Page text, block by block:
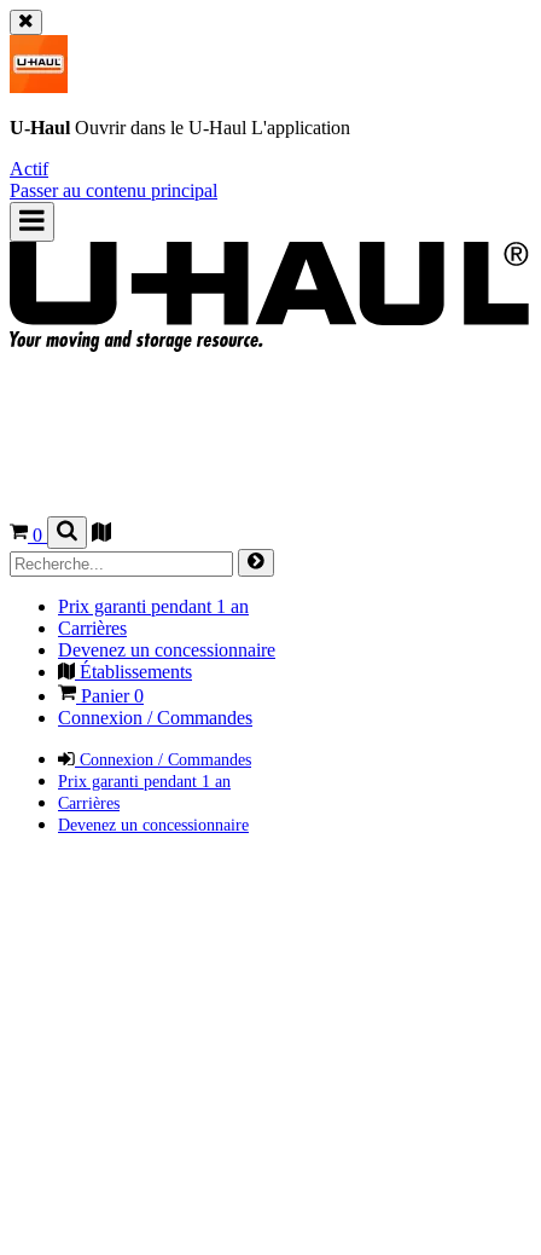
U-Haul Ouvrir dans le U-Haul L'application
Actif
Passer au contenu principal
0
Prix garanti pendant 1 an
Carrières
Devenez un concessionnaire
Établissements
Panier0
Connexion / Commandes
Connexion / Commandes
Prix garanti pendant 1 an
Carrières
Devenez un concessionnaire